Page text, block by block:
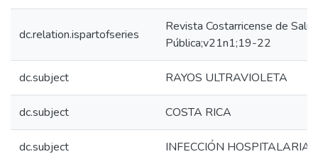
dc.relation.ispartofseries
Revista Costarricense de Salud
Pública;v21n1;19-22
dc.subject RAYOS ULTRAVIOLETA
dc.subject COSTA RICA
dc.subject INFECCIÓN HOSPITALARIA